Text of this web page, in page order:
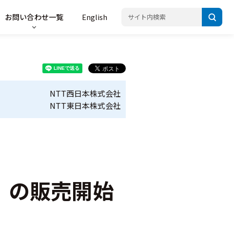
お問い合わせ一覧 English
NTT西日本株式会社
NTT東日本株式会社
の販売開始